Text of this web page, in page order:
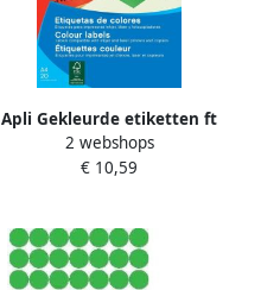
Apli Gekleurde etiketten ft
70 x 37 mm(b x h ) groen
480 stuks 24 per blad(1594 )
2 webshops
€ 10,59